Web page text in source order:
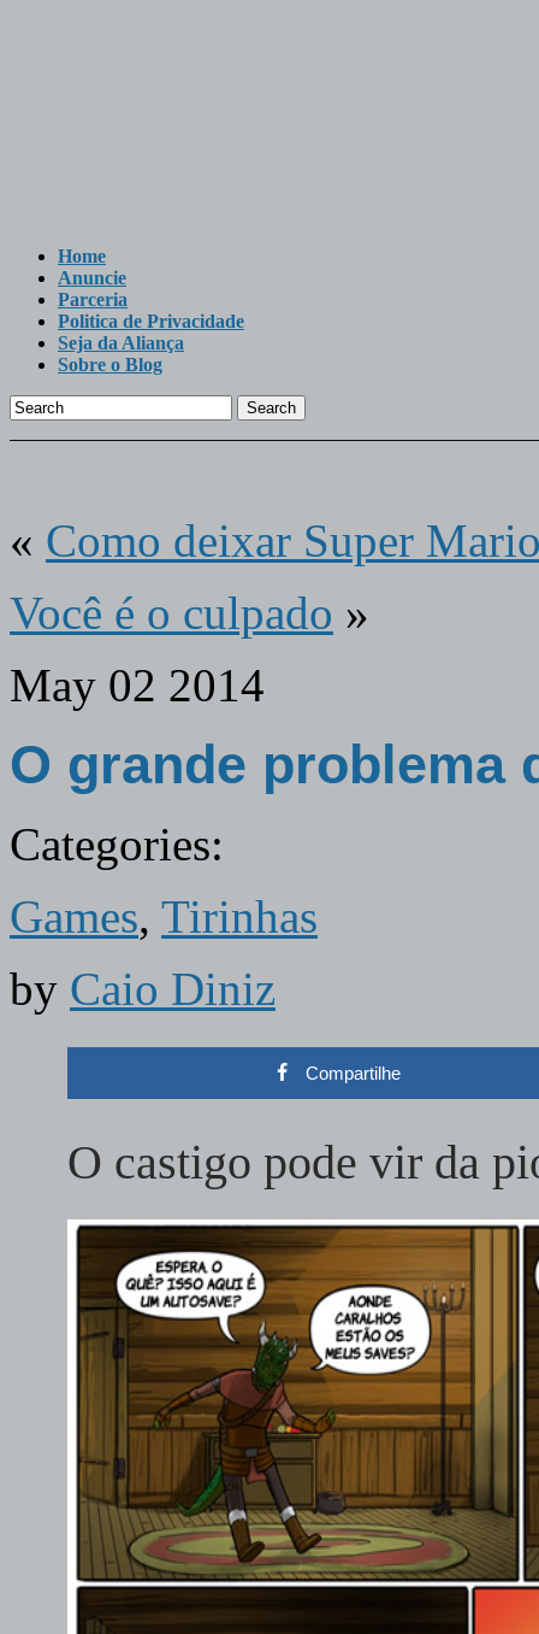
Home
Anuncie
Parceria
Politica de Privacidade
Seja da Aliança
Sobre o Blog
Search
« Como deixar Super
Você é o culpado »
May 02 2014
O grande problema
Categories:
Games, Tirinhas
by Caio Diniz
Compartilhe
O castigo pode vir da